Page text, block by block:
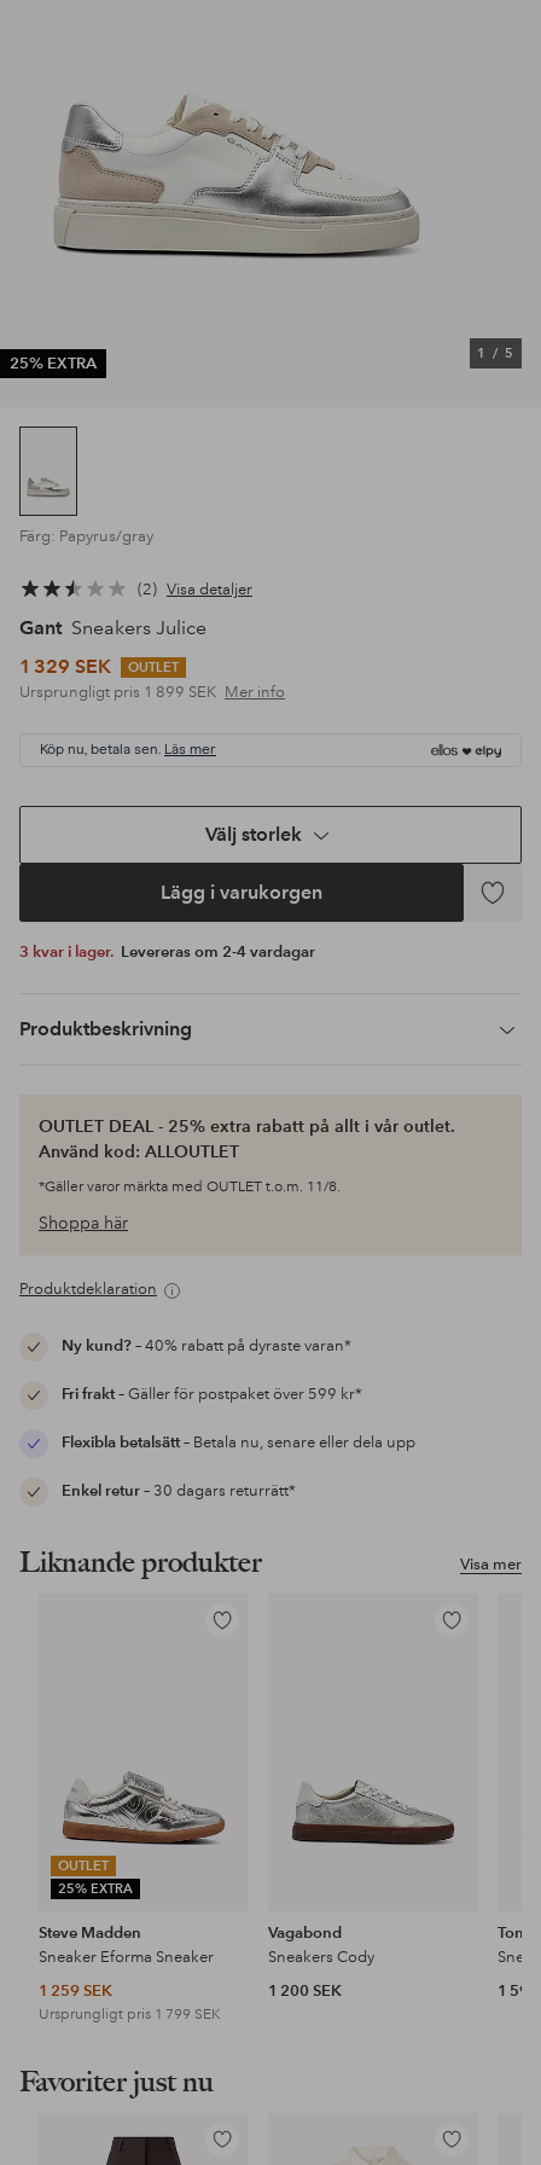
25% EXTRA
1 / 5
Färg: Papyrus/gray
2 Visa detaljer
Gant Sneakers Julice
1 329 SEK
OUTLET
Ursprungligt pris 1 899 SEK Mer info
Köp nu, betala sen. Läs mer
Välj storlek
Lägg i varukorgen
Lägg
3 kvar i lager. Levereras om 2-4 vardagar
Produktbeskrivning
OUTLET DEAL - 25% extra rabatt på allt i vår outlet.
Använd kod: ALLOUTLET
*Gäller varor märkta med OUTLET t.o.m. 11/8.
Shoppa här
Produktdeklaration
Ny kund?– 40% rabatt på dyraste varan*
Fri frakt– Gäller för postpaket över 599 kr*
Flexibla betalsätt– Betala nu, senare eller dela upp
Enkel retur– 30 dagars returrätt*
Visa mer
Liknande produkter
OUTLET
25% EXTRA
Lägg
Steve Madden
Sneaker Eforma Sneaker
1 259 SEK
Ursprungligt pris 1 799 SEK
Lägg
Vagabond
Sneakers Cody
1 200 SEK
1 599
Favoriter just nu
Lägg
Lägg